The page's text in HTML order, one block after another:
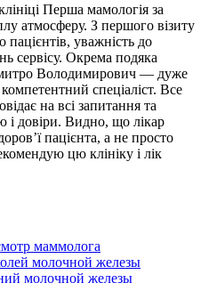
Перша мамологія за
атмосферу. З першого візиту
пацієнтів, уважність до
сервісу. Окрема подяка
Володимирович — дуже
спеціаліст. Все
на всі запитання та
і довіри. Видно, що лікар
пацієнта, а не просто
цю клініку і лік
маммолога
молочной железы
молочной железы